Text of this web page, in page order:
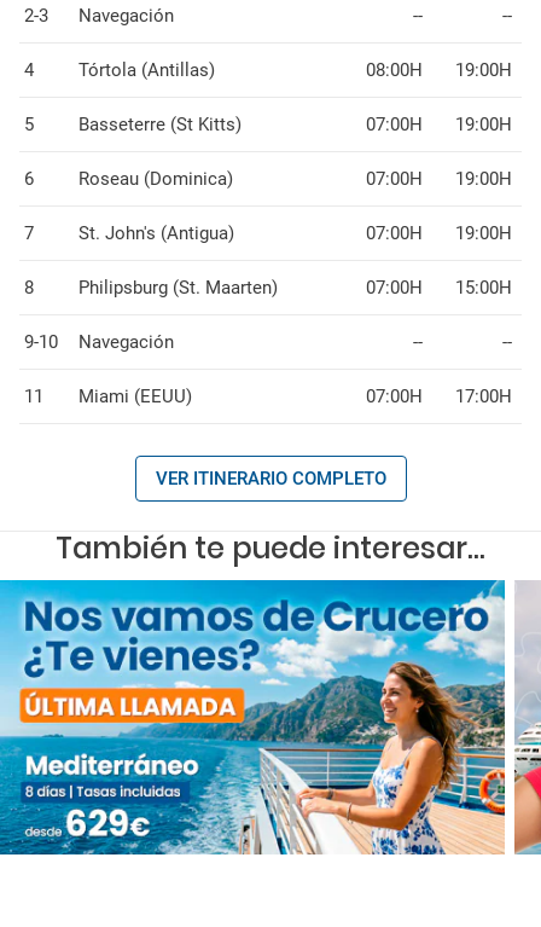
2-3 Navegación -- --
4 Tórtola (Antillas) 08:00H 19:00H
5 Basseterre (St Kitts) 07:00H 19:00H
6 Roseau (Dominica) 07:00H 19:00H
7 St. John's (Antigua) 07:00H 19:00H
8 Philipsburg (St. Maarten) 07:00H 15:00H
9-10 Navegación -- --
11 Miami (EEUU) 07:00H 17:00H
VER ITINERARIO COMPLETO
También te puede interesar...